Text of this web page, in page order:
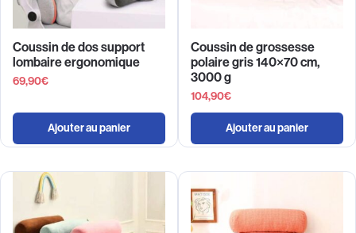
Coussin de dos support
lombaire ergonomique
69,90€
Ajouter au panier
Coussin de grossesse
polaire gris 140×70 cm,
3000 g
104,90€
Ajouter au panier